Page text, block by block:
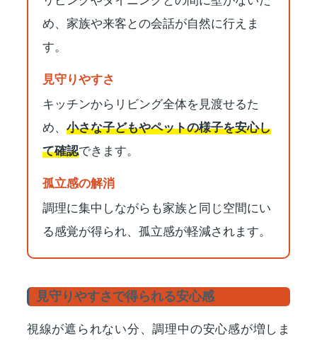
め、家族や来客との会話が自然に行えま
す。
見守りやすさ
キッチンからリビング全体を見渡せるた
め、小さな子どもやペットの様子を安心し
て確認できます。
孤立感の解消
調理に集中しながらも家族と同じ空間にい
る感覚が得られ、孤立感が軽減されます。
見守りやすさで得られる安心感
視線が遮られない分、調理中の安心感が増しま